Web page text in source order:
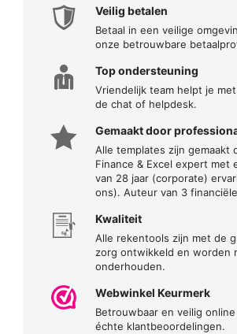
Veilig betalen
Betaal in een veilige
onze betrouwbare
Top ondersteuning
Vriendelijk team helpt je
de chat of helpdesk.
Gemaakt door
Alle templates zijn gemaakt
Finance & Excel expert met
van 28 jaar (corporate)
ons). Auteur van 3
Kwaliteit
Alle rekentools zijn met de
zorg ontwikkeld en worden
onderhouden.
Webwinkel Keurmerk
Betrouwbaar en veilig
échte klantbeoordelingen.